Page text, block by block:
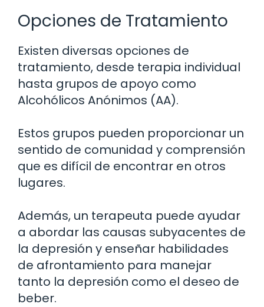
Opciones de Tratamiento
Existen diversas opciones de
tratamiento, desde terapia individual
hasta grupos de apoyo como
Alcohólicos Anónimos (AA).
Estos grupos pueden proporcionar un
sentido de comunidad y comprensión
que es difícil de encontrar en otros
lugares.
Además, un terapeuta puede ayudar
a abordar las causas subyacentes de
la depresión y enseñar habilidades
de afrontamiento para manejar
tanto la depresión como el deseo de
beber.